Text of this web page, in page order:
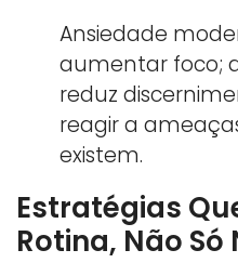
Ansiedade
aumentar foco;
reduz
reagir a
existem.
Estratégias
Rotina, Não Só